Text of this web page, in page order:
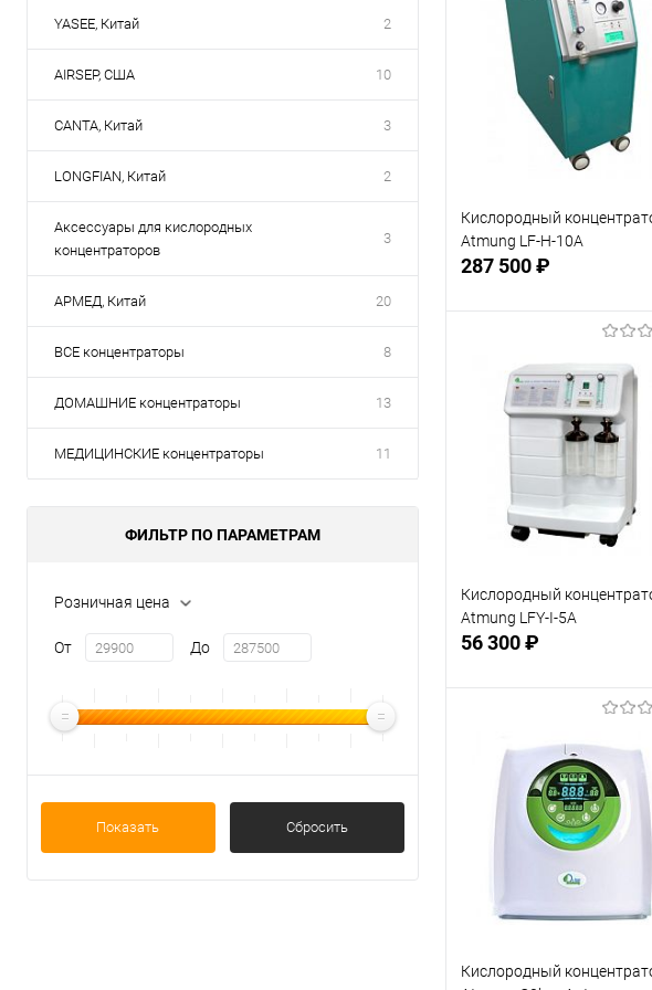
YASEE, Китай 2
AIRSEP, США 10
CANTA, Китай 3
LONGFIAN, Китай 2
Аксессуары для кислородных
концентраторов
3
АРМЕД, Китай 20
ВСЕ концентраторы 8
ДОМАШНИЕ концентраторы 13
МЕДИЦИНСКИЕ концентраторы 11
ФИЛЬТР ПО ПАРАМЕТРАМ
Розничная цена
От До
Показать Сбросить
Кислородный
Atmung LF-H-10A
287 500 ₽
В избранное
Недоступно
Кислородный
Atmung LFY-I-5A
56 300 ₽
В избранное
Недоступно
Кислородный